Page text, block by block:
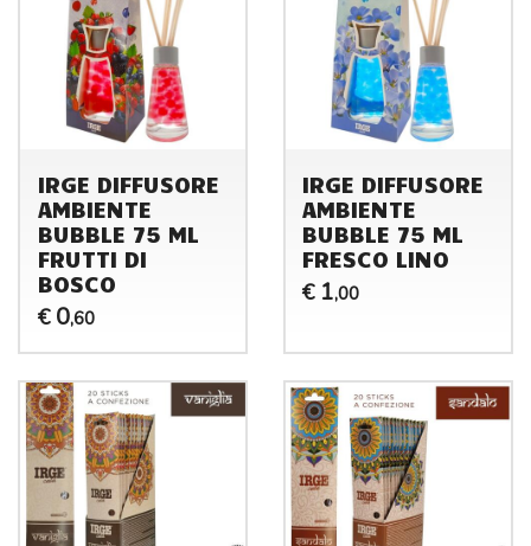
IRGE DIFFUSORE
AMBIENTE
BUBBLE 75 ML
FRUTTI DI
BOSCO
€ 0,60
IRGE DIFFUSORE
AMBIENTE
BUBBLE 75 ML
FRESCO LINO
€ 1,00